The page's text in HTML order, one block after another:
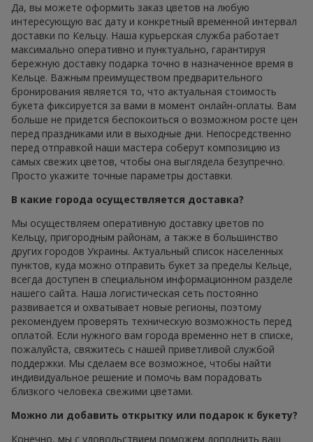
Да, вы можете оформить заказ цветов на любую
интересующую вас дату и конкретный временной интервал
доставки по Кельцу. Наша курьерская служба работает
максимально оперативно и пунктуально, гарантируя
бережную доставку подарка точно в назначенное время в
Кельце. Важным преимуществом предварительного
бронирования является то, что актуальная стоимость
букета фиксируется за вами в момент онлайн-оплаты. Вам
больше не придется беспокоиться о возможном росте цен
перед праздниками или в выходные дни. Непосредственно
перед отправкой наши мастера соберут композицию из
самых свежих цветов, чтобы она выглядела безупречно.
Просто укажите точные параметры доставки.
В какие города осуществляется доставка?
Мы осуществляем оперативную доставку цветов по
Кельцу, пригородным районам, а также в большинство
других городов Украины. Актуальный список населенных
пунктов, куда можно отправить букет за пределы Кельце,
всегда доступен в специальном информационном разделе
нашего сайта. Наша логистическая сеть постоянно
развивается и охватывает новые регионы, поэтому
рекомендуем проверять техническую возможность перед
оплатой. Если нужного вам города временно нет в списке,
пожалуйста, свяжитесь с нашей приветливой службой
поддержки. Мы сделаем все возможное, чтобы найти
индивидуальное решение и помочь вам порадовать
близкого человека свежими цветами.
Можно ли добавить открытку или подарок к букету?
Конечно, мы с удовольствием поможем дополнить ваш